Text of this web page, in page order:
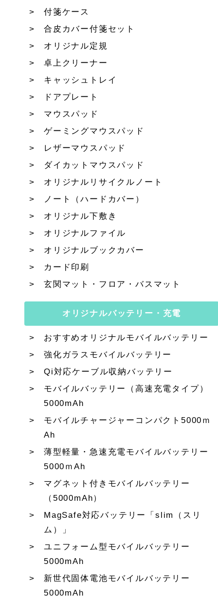
付箋ケース
合皮カバー付箋セット
オリジナル定規
卓上クリーナー
キャッシュトレイ
ドアプレート
マウスパッド
ゲーミングマウスパッド
レザーマウスパッド
ダイカットマウスパッド
オリジナルリサイクルノート
ノート（ハードカバー）
オリジナル下敷き
オリジナルファイル
オリジナルブックカバー
カード印刷
玄関マット・フロア・バスマット
オリジナルバッテリー・充電
おすすめオリジナルモバイルバッテリー
強化ガラスモバイルバッテリー
Qi対応ケーブル収納バッテリー
モバイルバッテリー（高速充電タイプ）
5000mAh
モバイルチャージャーコンパクト5000ｍ
Ah
薄型軽量・急速充電モバイルバッテリー
5000ｍAh
マグネット付きモバイルバッテリー
（5000mAh）
MagSafe対応バッテリー「slim（スリ
ム）」
ユニフォーム型モバイルバッテリー
5000mAh
新世代固体電池モバイルバッテリー
5000mAh